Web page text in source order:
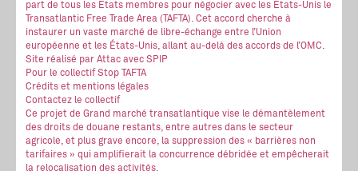
part de tous les États membres pour négocier avec les États-Unis le
Transatlantic Free Trade Area (TAFTA). Cet accord cherche à
instaurer un vaste marché de libre-échange entre l’Union
européenne et les États-Unis, allant au-delà des accords de l’OMC.
Site réalisé par Attac avec SPIP
Pour le collectif Stop TAFTA
Crédits et mentions légales
Contactez le collectif
Ce projet de Grand marché transatlantique vise le démantèlement
des droits de douane restants, entre autres dans le secteur
agricole, et plus grave encore, la suppression des « barrières non
tarifaires » qui amplifierait la concurrence débridée et empêcherait
la relocalisation des activités.